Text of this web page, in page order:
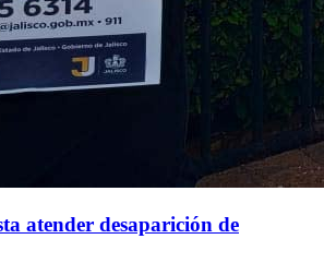
atender desaparición de